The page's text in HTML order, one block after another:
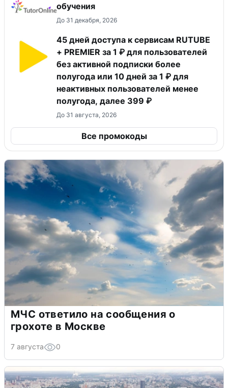
обучения
До 31 декабря, 2026
45 дней доступа к сервисам RUTUBE
+ PREMIER за 1 ₽ для пользователей
без активной подписки более
полугода или 10 дней за 1 ₽ для
неактивных пользователей менее
полугода, далее 399 ₽
До 31 августа, 2026
Все промокоды
МЧС ответило на сообщения о
грохоте в Москве
7 августа 0